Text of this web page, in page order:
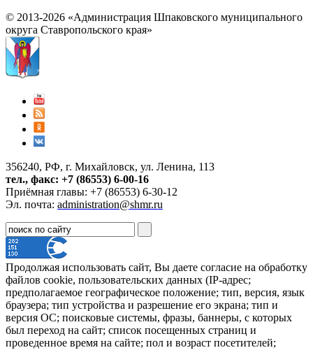
© 2013-2026 «Администрация Шпаковского муниципального
округа Ставропольского края»
356240, РФ, г. Михайловск, ул. Ленина, 113
тел., факс: +7 (86553) 6-00-16
Приёмная главы: +7 (86553) 6-30-12
Эл. почта: administration@shmr.ru
Продолжая использовать сайт, Вы даете согласие на обработку
файлов cookie, пользовательских данных (IP-адрес;
предполагаемое географическое положение; тип, версия, язык
браузера; тип устройства и разрешение его экрана; тип и
версия ОС; поисковые системы, фразы, баннеры, с которых
был переход на сайт; список посещенных страниц и
проведенное время на сайте; пол и возраст посетителей;